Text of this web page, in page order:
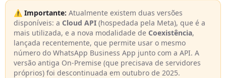
⚠️ Importante: Atualmente existem duas versões
disponíveis: a Cloud API (hospedada pela Meta), que é a
mais utilizada, e a nova modalidade de Coexistência,
lançada recentemente, que permite usar o mesmo
número do WhatsApp Business App junto com a API. A
versão antiga On-Premise (que precisava de servidores
próprios) foi descontinuada em outubro de 2025.